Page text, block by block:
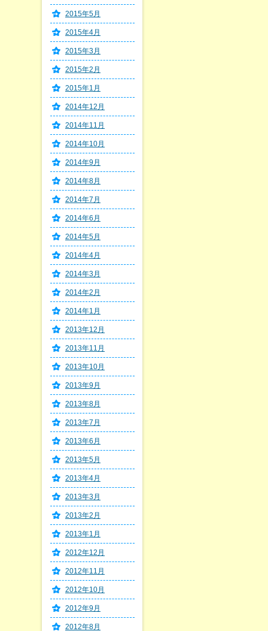
2015年5月
2015年4月
2015年3月
2015年2月
2015年1月
2014年12月
2014年11月
2014年10月
2014年9月
2014年8月
2014年7月
2014年6月
2014年5月
2014年4月
2014年3月
2014年2月
2014年1月
2013年12月
2013年11月
2013年10月
2013年9月
2013年8月
2013年7月
2013年6月
2013年5月
2013年4月
2013年3月
2013年2月
2013年1月
2012年12月
2012年11月
2012年10月
2012年9月
2012年8月